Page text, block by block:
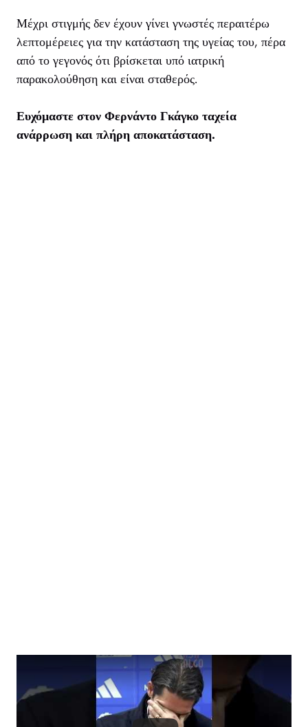
Μέχρι στιγμής δεν έχουν γίνει γνωστές περαιτέρω
λεπτομέρειες για την κατάσταση της υγείας του, πέρα
από το γεγονός ότι βρίσκεται υπό ιατρική
παρακολούθηση και είναι σταθερός.
Ευχόμαστε στον Φερνάντο Γκάγκο ταχεία
ανάρρωση και πλήρη αποκατάσταση.